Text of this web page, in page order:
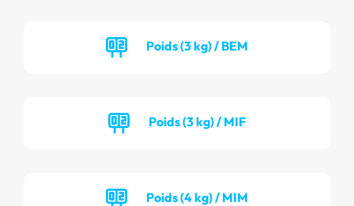
Poids (3 kg) / BEM
Poids (3 kg) / MIF
Poids (4 kg) / MIM